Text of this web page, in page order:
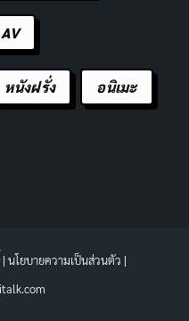
หนังฝรั่ง อนิเมะ
| นโยบายความเป็นส่วนตัว |